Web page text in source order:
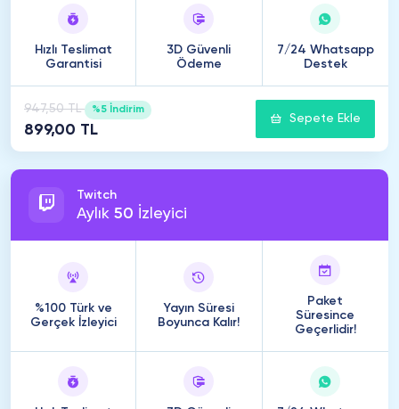
Hızlı Teslimat
Garantisi
3D Güvenli
Ödeme
7/24 Whatsapp
Destek
947,50 TL %5 İndirim
899,00 TL
Sepete Ekle
Twitch
Aylık 50 İzleyici
%100 Türk ve
Gerçek İzleyici
Yayın Süresi
Boyunca Kalır!
Paket
Süresince
Geçerlidir!